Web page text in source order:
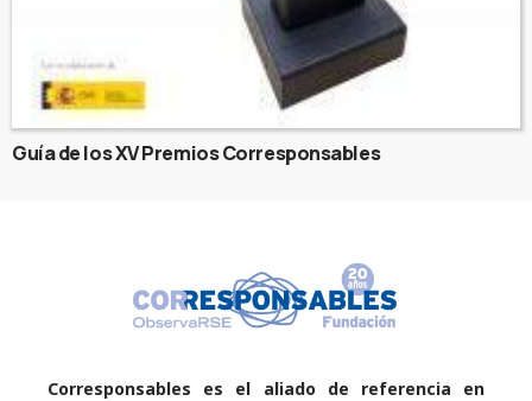
Guía de los XV Premios Corresponsables
Corresponsables es el aliado de referencia en